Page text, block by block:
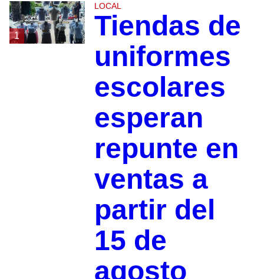
1
LOCAL
Tiendas de
uniformes
escolares
esperan
repunte en
ventas a
partir del
15 de
agosto